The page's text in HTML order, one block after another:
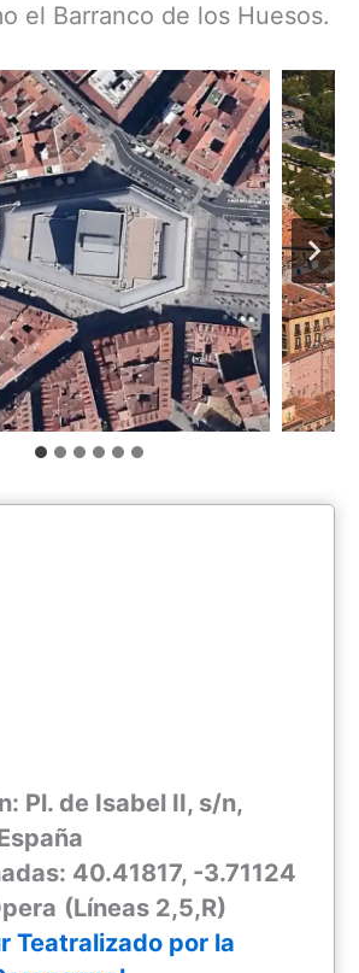
el Barranco de los Huesos.
Pl. de Isabel II, s/n,
40.41817, -3.71124
(Líneas 2,5,R)
Teatralizado por la